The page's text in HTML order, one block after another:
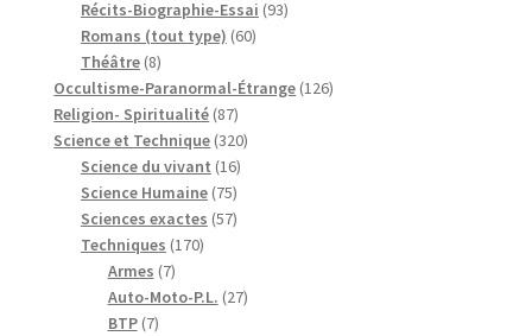
produits
Récits-Biographie-Essai 9393
Romans (tout type) 6060
Théâtre 88
produits
Occultisme-Paranormal-Étrange 126126
Religion- Spiritualité 8787
produits
Science et Technique 320320
Science du vivant 1616
produits
Science Humaine 7575
produits
Sciences exactes 5757
Techniques 170170
Armes 77
produits
Auto-Moto-P.L. 2727
BTP 77